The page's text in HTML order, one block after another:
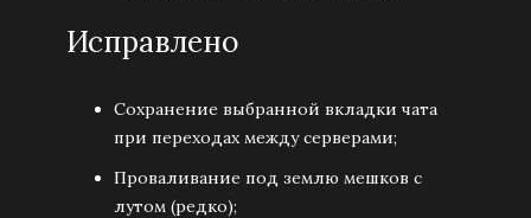
Исправлено
Сохранение выбранной вкладки чата
при переходах между серверами;
Проваливание под землю мешков с
лутом (редко);